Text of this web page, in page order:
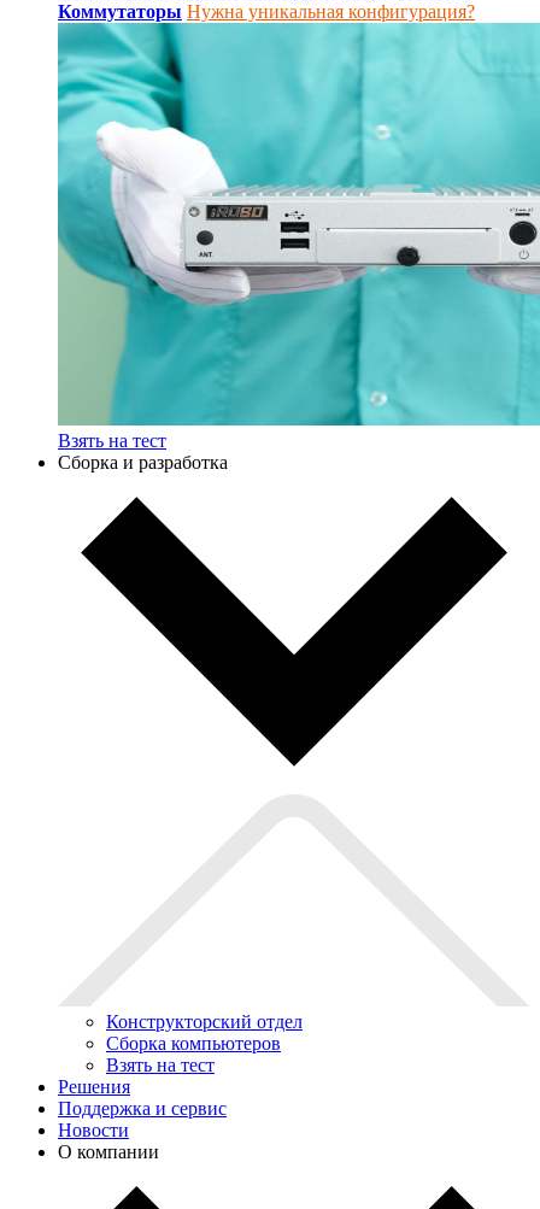
Коммутаторы Нужна уникальная конфигурация?
Взять на тест
Сборка и разработка
Конструкторский отдел
Сборка компьютеров
Взять на тест
Решения
Поддержка и сервис
Новости
О компании